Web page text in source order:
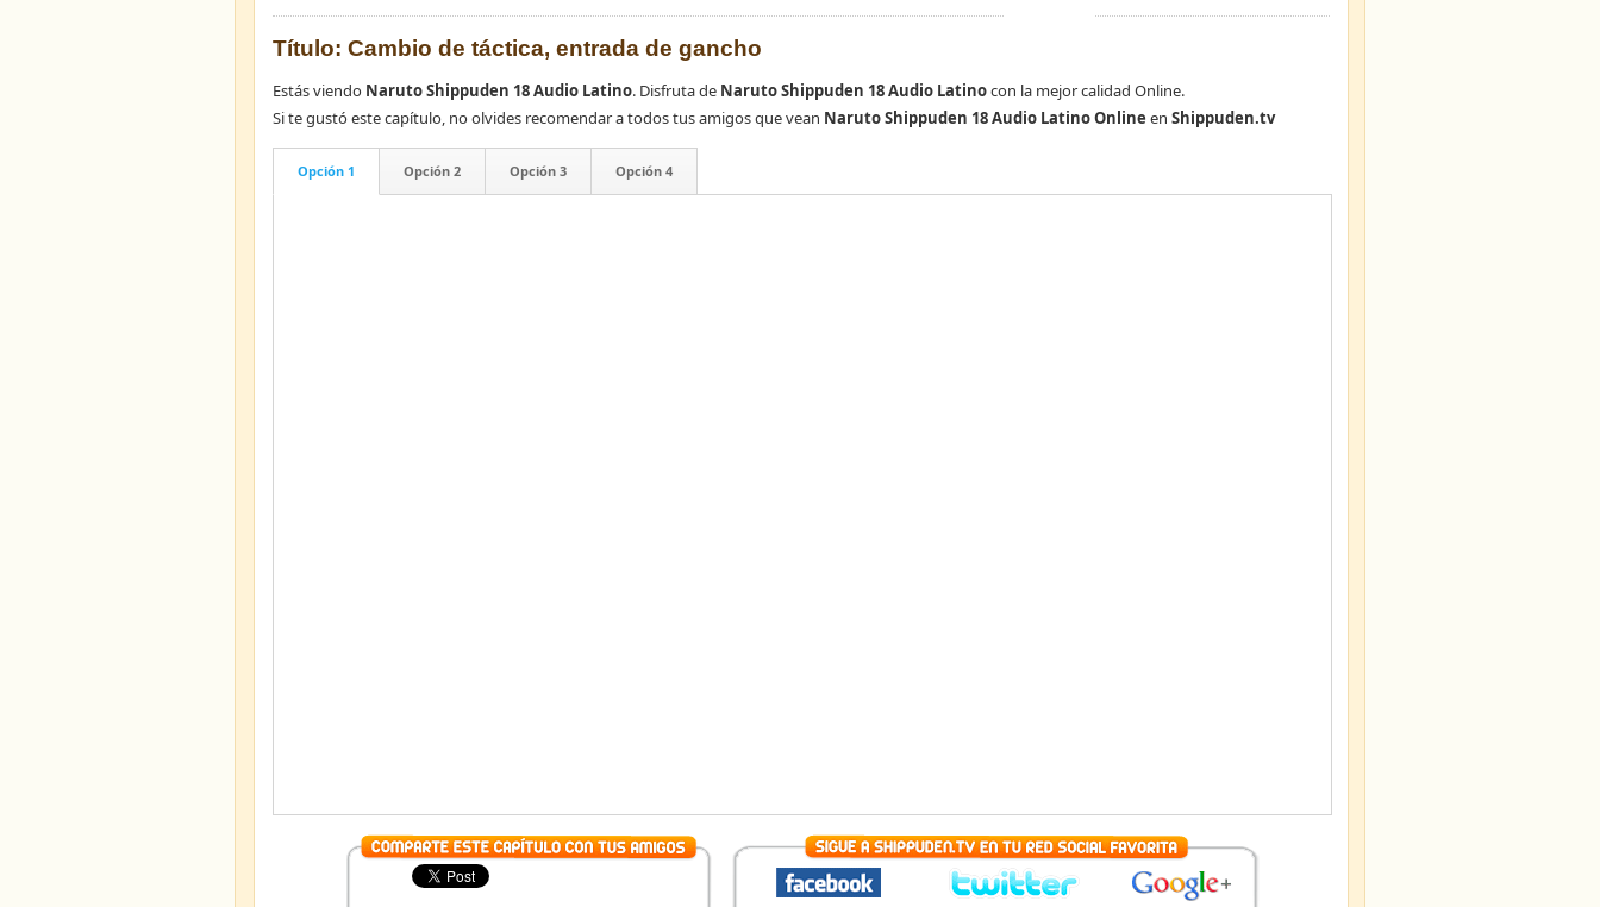
Título: Cambio de táctica, entrada de gancho
Estás viendo Naruto Shippuden 18 Audio Latino. Disfruta de Naruto Shippuden 18 Audio Latinocon la mejor calidad Online.
Si te gustó este capítulo, no olvides recomendar a todos tus amigos que vean Naruto Shippuden 18 Audio Latino Online en Shippuden.tv
Opción 1 Opción 2 Opción 3 Opción 4